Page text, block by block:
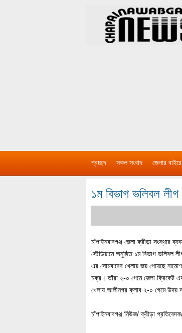
প্রচ্ছদ সকল সংবাদ জেলার বাইরে
১ম বিভাগ ভলিবল
চাঁপাইনবাবগঞ্জ জেলা ক্রীড়া সংস্থার
স্টেডিয়ামে অনুষ্ঠিত ১ম বিভাগ ভলিবল
এর সোমবারের খেলায় জয় পেয়েছে
চক্র। তাঁরা ২-০ গেমে জেলা ক্রিকেট
খেলায় আলীনগর ক্লাব ২-০ গেমে উদয়
চাঁপাইনবাবগঞ্জ নিউজ/ ক্রীড়া